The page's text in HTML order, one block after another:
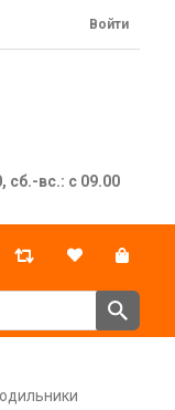
сб.-вс.: с 09.00
Войти